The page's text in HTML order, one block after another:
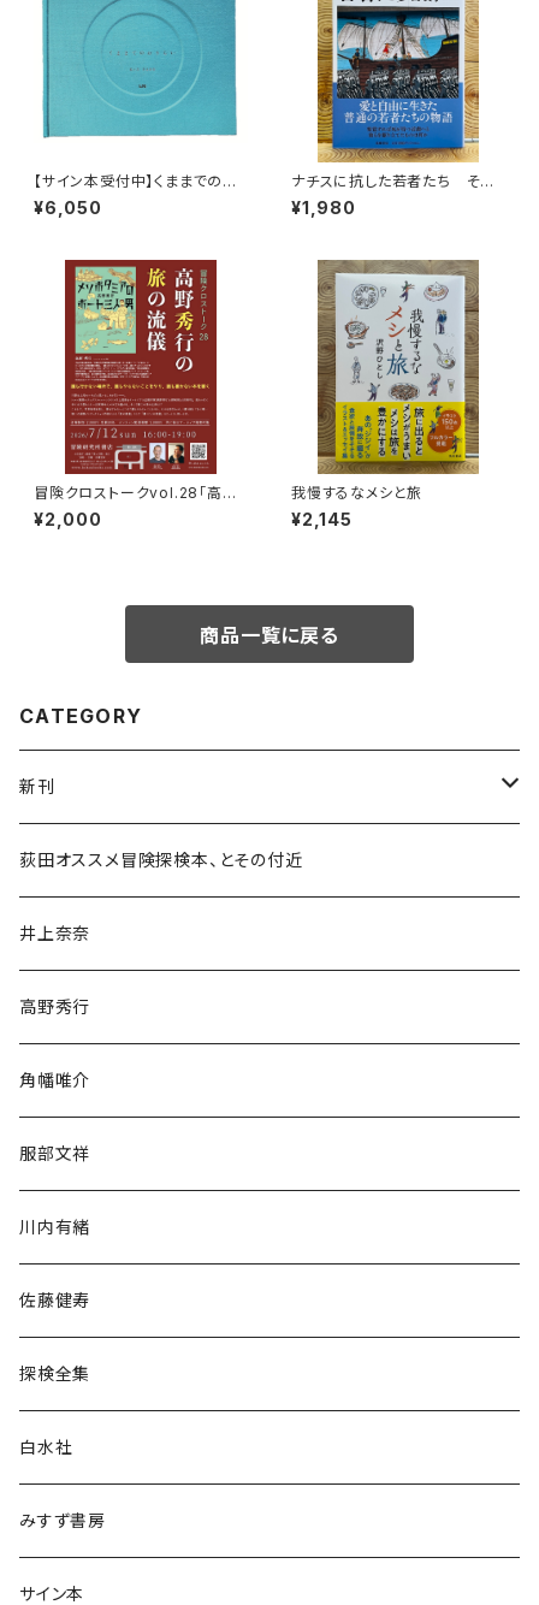
【サイン本受付中】くままでのお
さらい〈特装新版〉
¥6,050
ナチスに抗した若者たち その
生き方を問う
¥1,980
冒険クロストークvol.28「高野
秀行の旅の流儀」録画視聴権
¥2,000
我慢するなメシと旅
¥2,145
商品一覧に戻る
CATEGORY
新刊
和書
文学・小説・物語
随筆・ノンフィクション・その他
民族・風習
言語・ことば
荻田オススメ冒険探検本、とその付近
井上奈奈
高野秀行
角幡唯介
服部文祥
川内有緒
佐藤健寿
探検全集
白水社
みすず書房
サイン本